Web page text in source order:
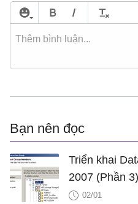
Bạn nên đọc
Triển khai
2007 (Phần 3)
02/01